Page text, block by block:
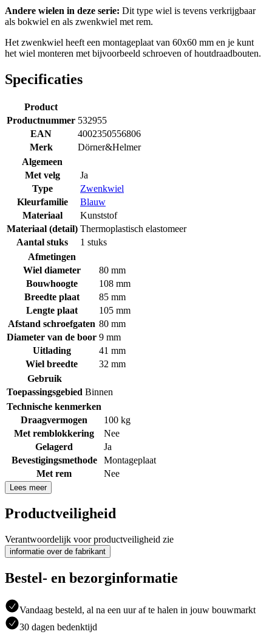
Andere wielen in deze serie: Dit type wiel is tevens verkrijgbaar
als bokwiel en als zwenkwiel met rem.
Het zwenkwiel heeft een montageplaat van 60x60 mm en je kunt
het wiel monteren met bijvoorbeeld schroeven of houtdraadbouten.
Specificaties
Product
Productnummer 532955
EAN
4002350556806
Merk
Dörner&Helmer
Algemeen
Met velg
Ja
Type
Zwenkwiel
Kleurfamilie
Blauw
Materiaal
Kunststof
Materiaal (detail) Thermoplastisch elastomeer
Aantal stuks
1 stuks
Afmetingen
Wiel diameter
80 mm
Bouwhoogte
108 mm
Breedte plaat
85 mm
Lengte plaat
105 mm
Afstand schroefgaten 80 mm
Diameter van de boor 9 mm
Uitlading
41 mm
Wiel breedte
32 mm
Gebruik
Toepassingsgebied Binnen
Technische kenmerken
Draagvermogen
100 kg
Met remblokkering
Nee
Gelagerd
Ja
Bevestigingsmethode
Montageplaat
Met rem
Nee
Lees meer
Productveiligheid
Verantwoordelijk voor productveiligheid zie
informatie over de fabrikant
Bestel- en bezorginformatie
Vandaag besteld, al na een uur af te halen in jouw bouwmarkt
30 dagen bedenktijd